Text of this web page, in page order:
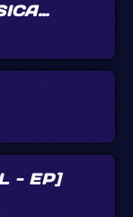
- EP]